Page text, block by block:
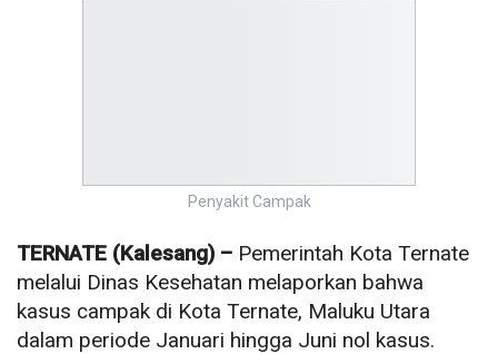
Penyakit Campak
TERNATE (Kalesang) – Pemerintah Kota Ternate
melalui Dinas Kesehatan melaporkan bahwa
kasus campak di Kota Ternate, Maluku Utara
dalam periode Januari hingga Juni nol kasus.